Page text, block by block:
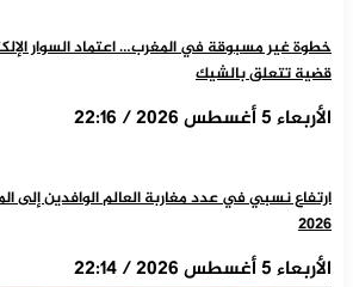
خطوة غير مسبوقة في المغرب… اعتماد السوار
قضية تتعلق بالشيك
الأربعاء 5 أغسطس 2026 / 22:16
ارتفاع نسبي في عدد مغاربة العالم الوافدين إلى
2026
الأربعاء 5 أغسطس 2026 / 22:14